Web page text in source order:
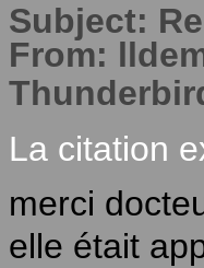
Subject:
From:
La citation
merci
elle était